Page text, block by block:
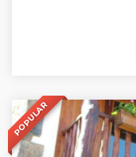
POPULAR